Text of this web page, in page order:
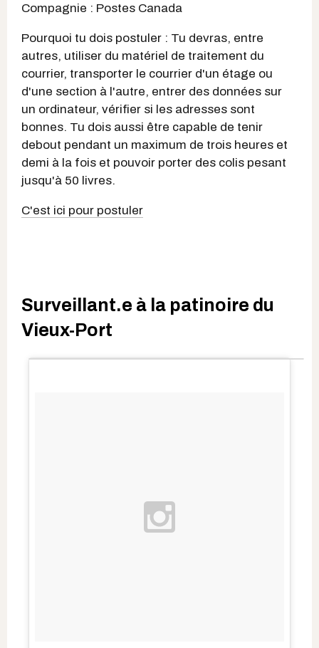
Compagnie : Postes Canada
Pourquoi tu dois postuler : Tu devras, entre
autres, utiliser du matériel de traitement du
courrier, transporter le courrier d'un étage ou
d'une section à l'autre, entrer des données sur
un ordinateur, vérifier si les adresses sont
bonnes. Tu dois aussi être capable de tenir
debout pendant un maximum de trois heures et
demi à la fois et pouvoir porter des colis pesant
jusqu'à 50 livres.
C'est ici pour postuler
Surveillant.e à la patinoire du
Vieux-Port